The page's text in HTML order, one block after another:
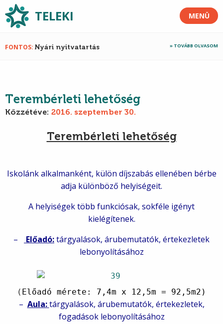
TELEKI MENÜ
FONTOS Nyári nyitvatartás TOVÁBB OLVASOM
Terembérleti lehetőség
Közzétéve: 2016. szeptember 30.
Terembérleti lehetőség
Iskolánk alkalmanként, külön díjszabás ellenében bérbe
adja különböző helyiségeit.
A helyiségek több funkciósak, sokféle igényt
kielégítenek.
–
Előadó:tárgyalások, árubemutatók, értekezletek
lebonyolításához
( Előadó mérete: 7,4m x 12,5m = 92,5m2)
– Aula: tárgyalások, árubemutatók, értekezletek,
fogadások lebonyolításához